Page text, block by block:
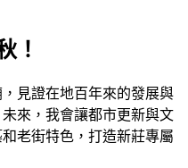
！
見證在地百年來的發展與
來，我會讓都市更新與文
老街特色，打造新莊專屬